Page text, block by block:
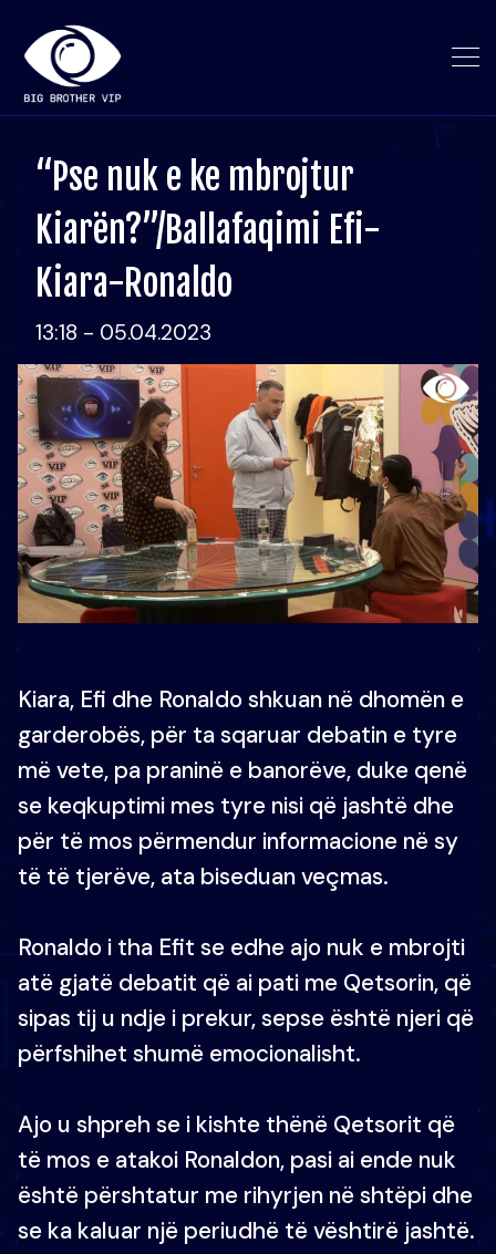
“Pse nuk e ke mbrojtur
Kiarën?”/Ballafaqimi Efi-
Kiara-Ronaldo
13:18 - 05.04.2023
Kiara, Efi dhe Ronaldo shkuan në dhomën e
garderobës, për ta sqaruar debatin e tyre
më vete, pa praninë e banorëve, duke qenë
se keqkuptimi mes tyre nisi që jashtë dhe
për të mos përmendur informacione në sy
të të tjerëve, ata biseduan veçmas.
Ronaldo i tha Efit se edhe ajo nuk e mbrojti
atë gjatë debatit që ai pati me Qetsorin, që
sipas tij u ndje i prekur, sepse është njeri që
përfshihet shumë emocionalisht.
Ajo u shpreh se i kishte thënë Qetsorit që
të mos e atakoi Ronaldon, pasi ai ende nuk
është përshtatur me rihyrjen në shtëpi dhe
se ka kaluar një periudhë të vështirë jashtë.